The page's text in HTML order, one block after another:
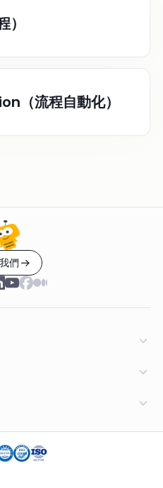
（流程自動化）
們